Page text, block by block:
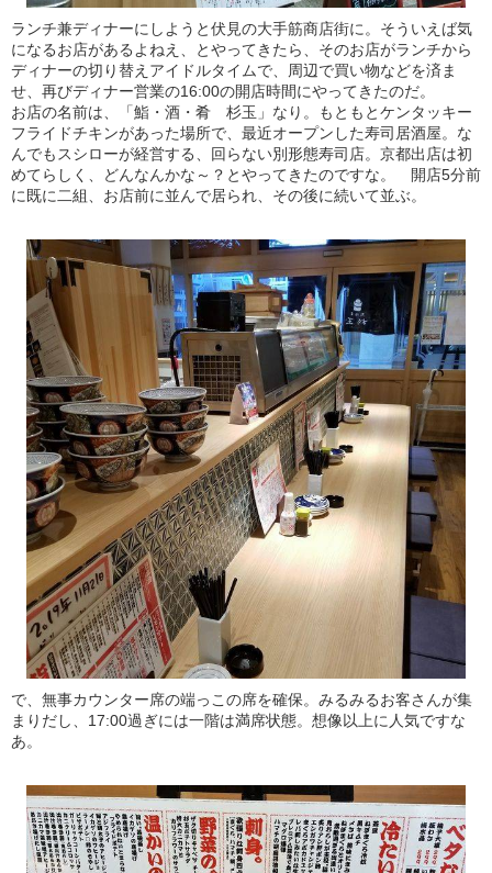
ランチ兼ディナーにしようと伏見の大手筋商店街に。そういえば気
になるお店があるよねえ、とやってきたら、そのお店がランチから
ディナーの切り替えアイドルタイムで、周辺で買い物などを済ま
せ、再びディナー営業の16:00の開店時間にやってきたのだ。
お店の名前は、「鮨・酒・肴 杉玉」なり。もともとケンタッキー
フライドチキンがあった場所で、最近オープンした寿司居酒屋。な
んでもスシローが経営する、回らない別形態寿司店。京都出店は初
めてらしく、どんなんかな～？とやってきたのですな。 開店5分前
に既に二組、お店前に並んで居られ、その後に続いて並ぶ。
で、無事カウンター席の端っこの席を確保。みるみるお客さんが集
まりだし、17:00過ぎには一階は満席状態。想像以上に人気ですな
あ。